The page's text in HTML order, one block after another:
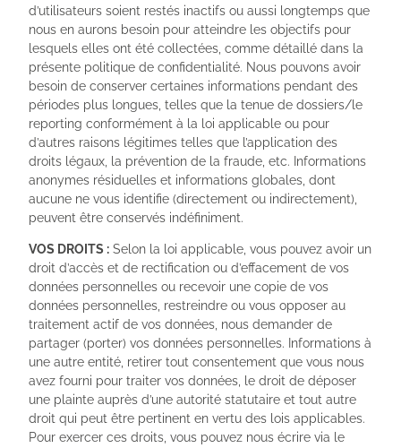
d’utilisateurs soient restés inactifs ou aussi longtemps que
nous en aurons besoin pour atteindre les objectifs pour
lesquels elles ont été collectées, comme détaillé dans la
présente politique de confidentialité. Nous pouvons avoir
besoin de conserver certaines informations pendant des
périodes plus longues, telles que la tenue de dossiers/le
reporting conformément à la loi applicable ou pour
d’autres raisons légitimes telles que l’application des
droits légaux, la prévention de la fraude, etc. Informations
anonymes résiduelles et informations globales, dont
aucune ne vous identifie (directement ou indirectement),
peuvent être conservés indéfiniment.
VOS DROITS : Selon la loi applicable, vous pouvez avoir un
droit d’accès et de rectification ou d’effacement de vos
données personnelles ou recevoir une copie de vos
données personnelles, restreindre ou vous opposer au
traitement actif de vos données, nous demander de
partager (porter) vos données personnelles. Informations à
une autre entité, retirer tout consentement que vous nous
avez fourni pour traiter vos données, le droit de déposer
une plainte auprès d’une autorité statutaire et tout autre
droit qui peut être pertinent en vertu des lois applicables.
Pour exercer ces droits, vous pouvez nous écrire via le